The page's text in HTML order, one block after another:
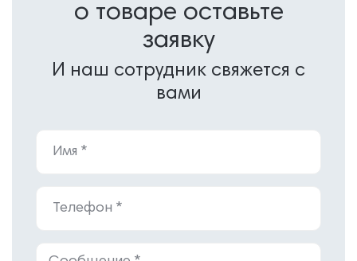
о товаре оставьте
заявку
И наш сотрудник свяжется с
вами